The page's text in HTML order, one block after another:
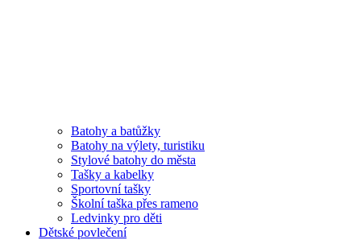
Batohy a batůžky
Batohy na výlety, turistiku
Stylové batohy do města
Tašky a kabelky
Sportovní tašky
Školní taška přes rameno
Ledvinky pro děti
Dětské povlečení